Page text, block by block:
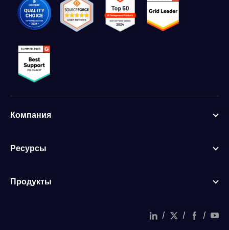
Компания
Ресурсы
Продукты
/ / /